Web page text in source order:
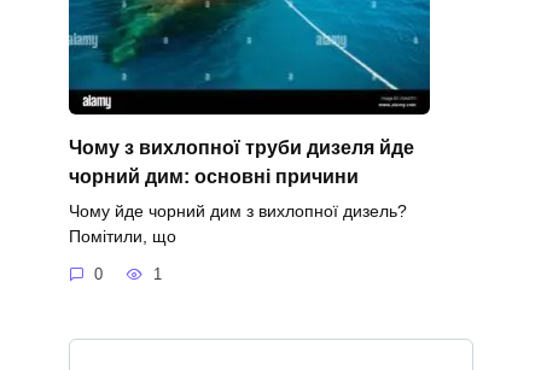
Чому з вихлопної труби дизеля йде
чорний дим: основні причини
Чому йде чорний дим з вихлопної дизель?
Помітили, що
0 1